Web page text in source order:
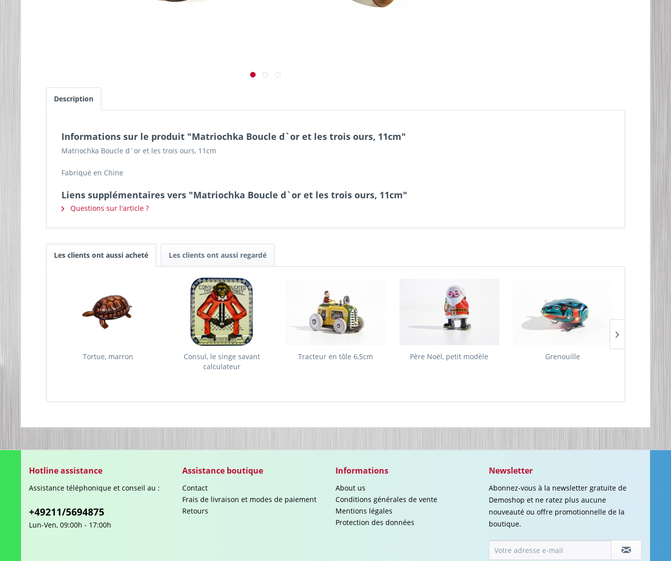
Description
Informations sur le produit "Matriochka Boucle d`or et les trois ours, 11cm"
Matriochka Boucle d`or et les trois ours, 11cm
Fabriqué en Chine
Liens supplémentaires vers "Matriochka Boucle d`or et les trois ours, 11cm"
Questions sur l'article ?
Les clients ont aussi acheté Les clients ont aussi regardé
Tortue, marron
Consul, le singe savant
calculateur
Tracteur en tôle 6,5cm Père Noël, petit modèle Grenouille
Hotline assistance
Assistance téléphonique et conseil au :
+49211/5694875
Lun-Ven, 09:00h - 17:00h
Assistance boutique
Contact
Frais de livraison et modes de paiement
Retours
Informations
About us
Conditions générales de vente
Mentions légales
Protection des données
Newsletter
Abonnez-vous à la newsletter gratuite de
Demoshop et ne ratez plus aucune
nouveauté ou offre promotionnelle de la
boutique.